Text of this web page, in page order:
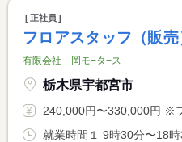
正社員
フロアスタッフ（販
有限会社 岡モ−タ−ス
栃木県宇都宮市
240,000円〜330,000円 ※フルタイム求人の場合は月額（
就業時間１ 9時30分〜18